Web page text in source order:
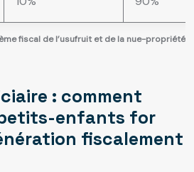
fiscal de l’usufruit et de la nue-propriété
: comment
enfants for
fiscalement